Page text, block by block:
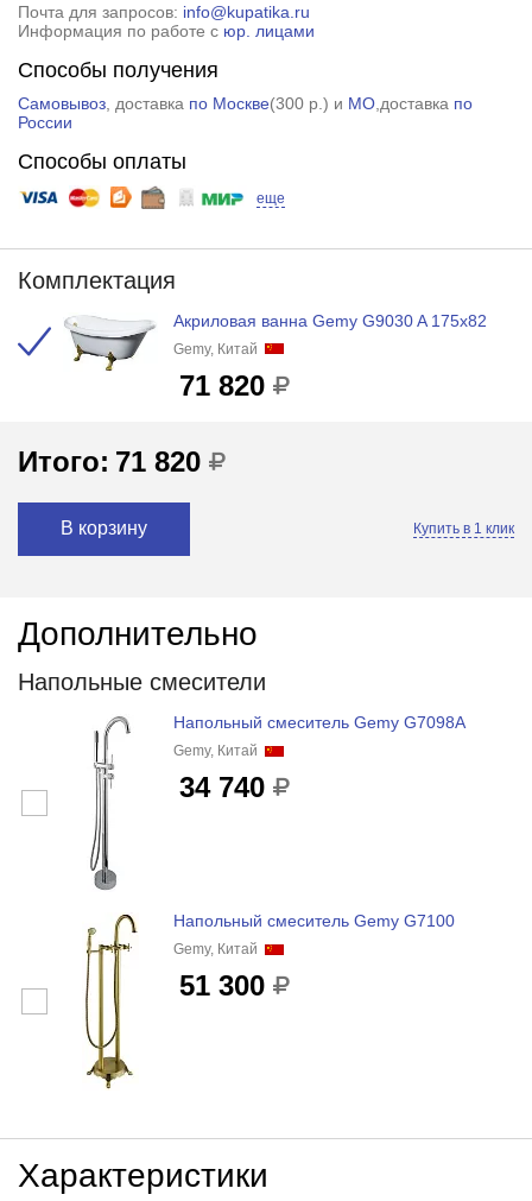
Почта для запросов: info@kupatika.ru
Информация по работе с юр. лицами
Способы получения
Самовывоз, доставка по Москве(300 р. ) и МО,доставка по
России
Способы оплаты
еще
Комплектация
Акриловая ванна Gemy G9030 A 175x82
Gemy, Китай
71 820
Итого: 71 820
В корзину Купить в 1 клик
Дополнительно
Напольные смесители
Напольный смеситель Gemy G7098A
Gemy, Китай
34 740
Напольный смеситель Gemy G7100
Gemy, Китай
51 300
Характеристики